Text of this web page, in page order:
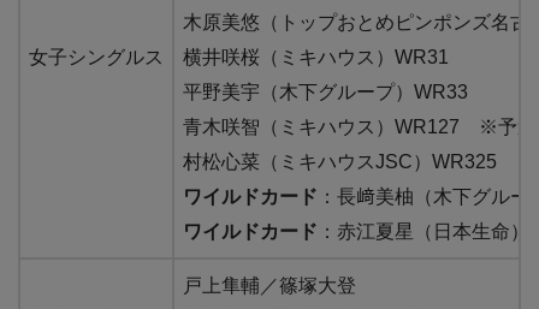
女子シングルス
木原美悠（トップおとめピンポンズ名古
横井咲桜（ミキハウス）WR31
平野美宇（木下グループ）WR33
青木咲智（ミキハウス）WR127 ※予選
村松心菜（ミキハウスJSC）WR325 ※
ワイルドカード ：長﨑美柚（木下グルー
ワイルドカード ：赤江夏星（日本生命）
戸上隼輔／篠塚大登